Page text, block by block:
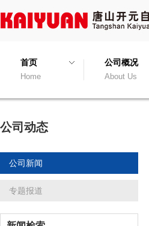
首页
Home
公司概况
About Us
公司动态
公司新闻
专题报道